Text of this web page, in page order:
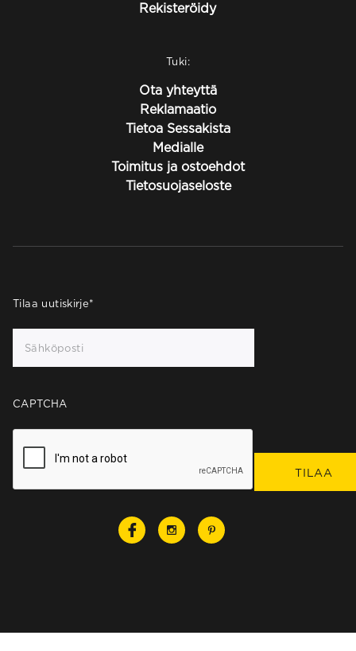
Rekisteröidy
Tuki:
Ota yhteyttä
Reklamaatio
Tietoa Sessakista
Medialle
Toimitus ja ostoehdot
Tietosuojaseloste
Tilaa uutiskirje*
CAPTCHA